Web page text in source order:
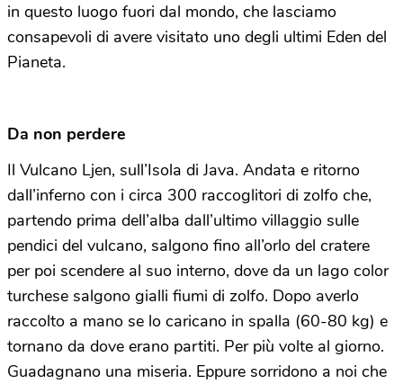
in questo luogo fuori dal mondo, che lasciamo
consapevoli di avere visitato uno degli ultimi Eden del
Pianeta.
Da non perdere
Il Vulcano Ljen, sull’Isola di Java. Andata e ritorno
dall’inferno con i circa 300 raccoglitori di zolfo che,
partendo prima dell’alba dall’ultimo villaggio sulle
pendici del vulcano, salgono fino all’orlo del cratere
per poi scendere al suo interno, dove da un lago color
turchese salgono gialli fiumi di zolfo. Dopo averlo
raccolto a mano se lo caricano in spalla (60-80 kg) e
tornano da dove erano partiti. Per più volte al giorno.
Guadagnano una miseria. Eppure sorridono a noi che